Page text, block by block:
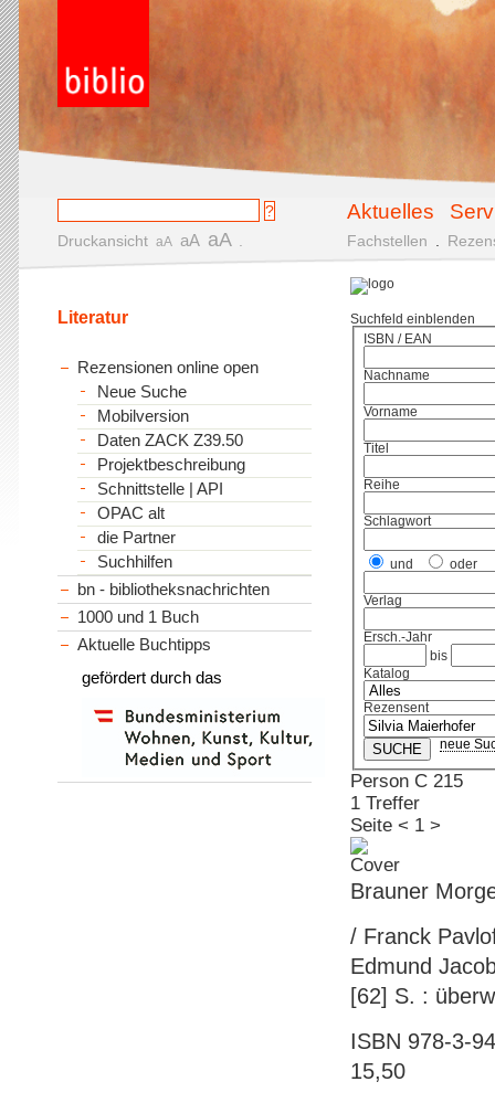
Aktuelles
Druckansicht aA aA aA Fachstellen
Suchfeld einblenden
ISBN / EAN
Nachname
Vorname
Titel
Reihe
Schlagwort
und oder
Verlag
Ersch.-Jahr
bis
Katalog
Rezensent
neue
Person C 215
1 Treffer
Seite < 1 >
Brauner
/ Franck
Edmund
[62] S. :
ISBN 978-3-
15,50
Literatur
Rezensionen online open
Neue Suche
Mobilversion
Daten ZACK Z39.50
Projektbeschreibung
Schnittstelle | API
OPAC alt
die Partner
Suchhilfen
bn - bibliotheksnachrichten
1000 und 1 Buch
Aktuelle Buchtipps
gefördert durch das